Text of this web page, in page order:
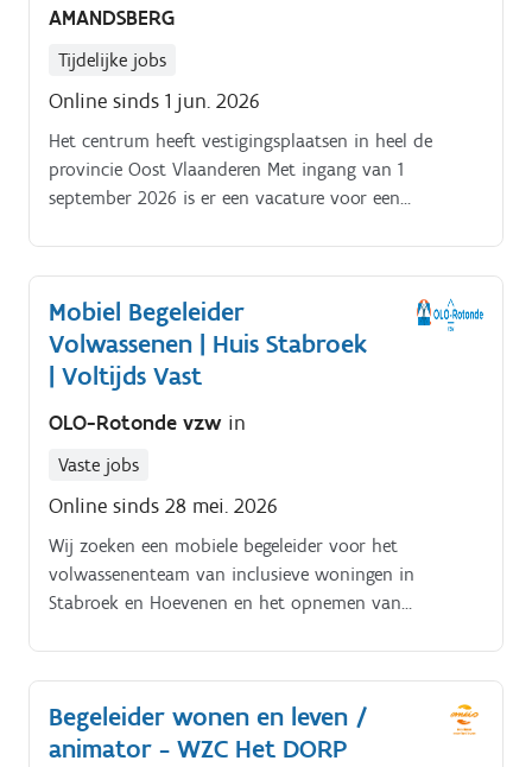
AMANDSBERG
Tijdelijke jobs
Online sinds 1 jun. 2026
Het centrum heeft vestigingsplaatsen in heel de
provincie Oost Vlaanderen Met ingang van 1
september 2026 is er een vacature voor een
met standplaats campus Sint Amandsberg (Gent). Het
gaat om een opdrachtvolume van 120 LT (3/20).
Mobiel Begeleider
Volwassenen | Huis Stabroek
| Voltijds Vast
OLO-Rotonde vzw in
Vaste jobs
Online sinds 28 mei. 2026
Wij zoeken een mobiele begeleider voor het
volwassenenteam van inclusieve woningen in
Stabroek en Hoevenen en het opnemen van
verschillende levensdomeinen.
Begeleider wonen en leven /
animator - WZC Het DORP